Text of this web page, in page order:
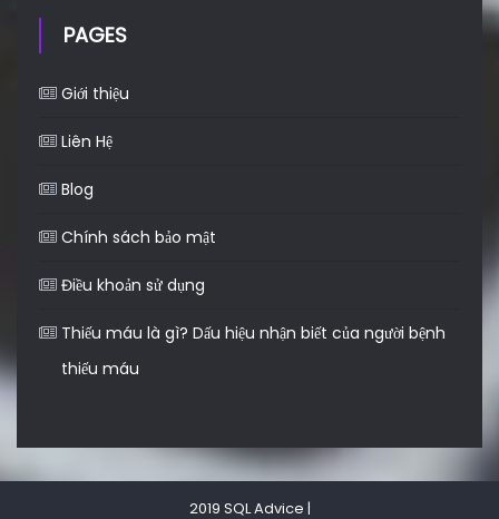
PAGES
Giới thiệu
Liên Hệ
Blog
Chính sách bảo mật
Điều khoản sử dụng
Thiếu máu là gì? Dấu hiệu nhận biết của người bệnh
thiếu máu
2019 SQL Advice |